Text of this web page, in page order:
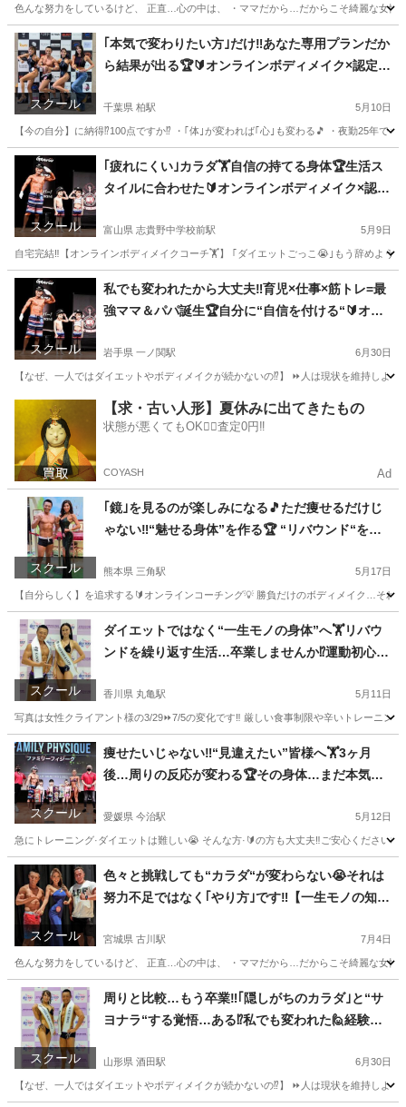
色んな努力をしているけど、 正直…心の中は、 ・ママだから…だからこそ綺麗な女性
滋賀 草津市 草津駅 その他
スクール
｢本気で変わりたい方｣だけ‼️あなた専用プランだか
ら結果が出る🏆🔰オンラインボディメイク×認定コ
千葉県 柏駅 5月10日
【今の自分】に納得⁉️100点ですか⁉️ ・｢体｣が変われば｢心｣も変わる🎵 ・夜勤25年で
千葉 柏市 柏駅 その他
スクール
｢疲れにくい｣カラダ🏋️自信の持てる身体🏆生活ス
タイルに合わせた🔰オンラインボディメイク×認定
はお悩みをお話しください☺️
富山県 志貴野中学校前駅 5月9日
自宅完結‼️【オンラインボディメイクコーチ🏋️】 ｢ダイエットごっこ😭｣もう辞めよう
富山 高岡市 志貴野中学校前駅 その他
スクール
私でも変われたから大丈夫‼️育児×仕事×筋トレ=最
強ママ＆パパ誕生🏆自分に“自信を付ける“🔰オン
岩手県 一ノ関駅 6月30日
【なぜ、一人ではダイエットやボディメイクが続かないの⁉️】 ⏩人は現状を維持しよ
一ノ関駅 その他
【求・古い人形】夏休みに出てきたもの
状態が悪くてもOK🙆‍♀️査定0円‼️
COYASH Ad
スクール
｢鏡｣を見るのが楽しみになる🎵ただ痩せるだけじ
ゃない‼️“魅せる身体”を作る🏆 “リバウンド“を終
認定コーチング🏋️】
熊本県 三角駅 5月17日
【自分らしく】を追求する🔰オンラインコーチング💡 勝負だけのボディメイク…それ
熊本 天草市 三角駅 その他
スクール
ダイエットではなく“一生モノの身体”へ🏋️リバウ
ンドを繰り返す生活…卒業しませんか⁉️運動初心者
イク×認定コーチング🏋️】
香川県 丸亀駅 5月11日
写真は女性クライアント様の3/29⏩7/5の変化です‼️ 厳しい食事制限や辛いトレーニ
香川 丸亀市 丸亀駅 その他
スクール
痩せたいじゃない‼️“見違えたい”皆様へ🏋️3ヶ月
後…周りの反応が変わる🏆その身体…まだ本気を
🔰オンラインボディメイク×認定コーチング🏋️
愛媛県 今治駅 5月12日
急にトレーニング·ダイエットは難しい😭 そんな方·🔰の方も大丈夫‼️ご安心ください
愛媛 今治市 今治駅 その他
スクール
色々と挑戦しても“カラダ“が変わらない😭それは
努力不足ではなく｢やり方｣です‼️【一生モノの知識
インボディメイクコーチングで変わる🏋️
宮城県 古川駅 7月4日
色んな努力をしているけど、 正直…心の中は、 ・ママだから…だからこそ綺麗な女性
宮城 大崎市 古川駅 その他 コーチング
スクール
周りと比較…もう卒業‼️｢隠しがちのカラダ｣と“サ
ヨナラ“する覚悟…ある⁉️私でも変われた🙋経験し
ィメイク×認定コーチング🏋️
山形県 酒田駅 6月30日
【なぜ、一人ではダイエットやボディメイクが続かないの⁉️】 ⏩人は現状を維持しよ